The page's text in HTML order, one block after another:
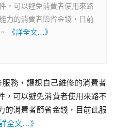
，可以避免消費者使用來路
力的消費者節省金錢，目前
《詳全文…》
，可以避免消費者使用來路不
的消費者節省金錢，目前此服
詳全文…》